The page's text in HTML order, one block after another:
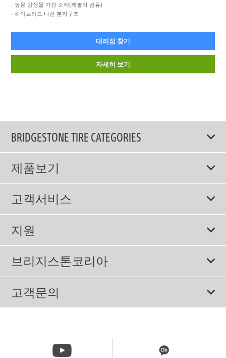
높은 강성을 가진 소재(케볼라 섬유)
하이브리드 나선 분자구조
대리점 찾기
자세히 보기
BRIDGESTONE TIRE CATEGORIES
제품보기
모두
스포츠 타이어
컴포트 타이어
친환경 타이어
SUV/RV 타이어
겨울용 타이어
고객서비스
보증서비스
에너지소비효율등급제도
지원
이용약관
개인정보처리방침
브리지스톤코리아
회사소개
올림픽활동
뉴스릴리즈
고객문의